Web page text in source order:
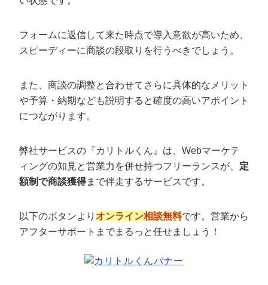
フォームに返信して来た時点で導入意欲が高いため、
スピーディーに商談の段取りを行うべきでしょう。
また、商談の調整と合わせてさらに具体的なメリット
や予算・納期なども説明すると確度の高いアポイント
につながります。
弊社サービスの『カリトルくん』は、Webマーケテ
ィングの知見と営業力を併せ持つフリーランスが、 定
額制で商談獲得まで伴走するサービスです。
以下のボタンより オンライン相談無料です。営業から
アフターサポートまでまるっと任せましょう！